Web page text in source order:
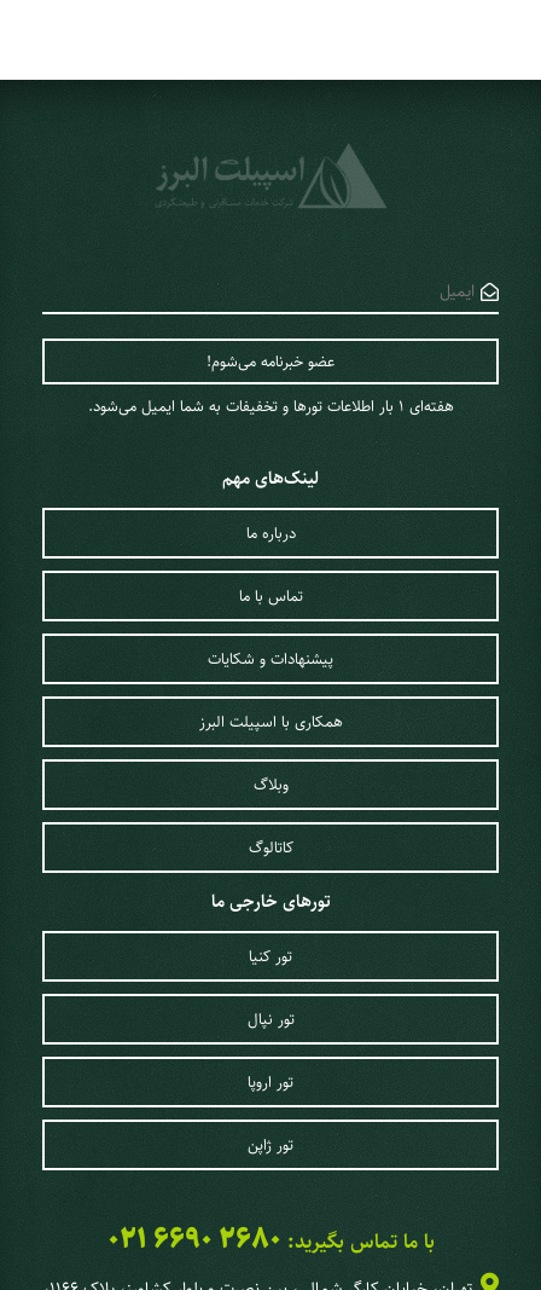
هفته‌ای 1 ‌بار اطلاعات تورها و تخفیفات به شما ایمیل می‌شود.
لینک‌های مهم
درباره ما
تماس با ما
پیشنهادات و شکایات
همکاری با اسپیلت البرز
وبلاگ
کاتالوگ
تورهای خارجی ما
تور کنیا
تور نپال
تور اروپا
تور ژاپن
با ما تماس بگیرید: 021 6690 2680